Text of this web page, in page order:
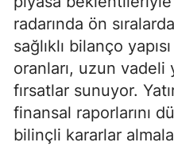
radarında ön
sağlıklı bilanço
oranları, uzun vadeli
fırsatlar sunuyor.
finansal raporlarını
bilinçli kararlar